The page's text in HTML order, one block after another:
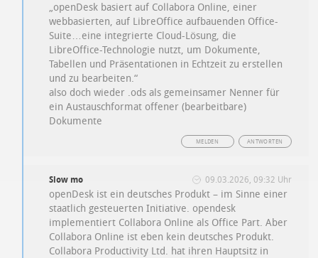
„openDesk basiert auf Collabora Online, einer
webbasierten, auf LibreOffice aufbauenden Office-
Suite…eine integrierte Cloud-Lösung, die
LibreOffice-Technologie nutzt, um Dokumente,
Tabellen und Präsentationen in Echtzeit zu erstellen
und zu bearbeiten.“
also doch wieder .ods als gemeinsamer Nenner für
ein Austauschformat offener (bearbeitbare)
Dokumente
ANTWORTEN
MELDEN
Slow mo 09.03.2026, 09:32 Uhr
openDesk ist ein deutsches Produkt – im Sinne einer
staatlich gesteuerten Initiative. opendesk
implementiert Collabora Online als Office Part. Aber
Collabora Online ist eben kein deutsches Produkt.
Collabora Productivity Ltd. hat ihren Hauptsitz in